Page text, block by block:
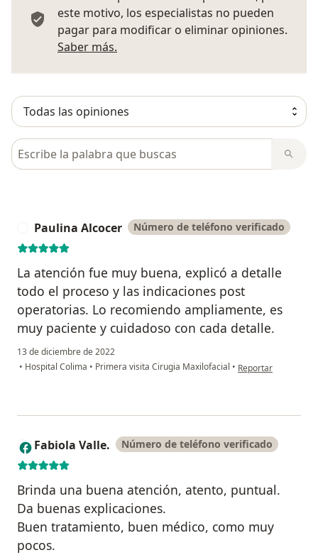
este motivo, los especialistas no pueden
pagar para modificar o eliminar opiniones.
Saber más.
Busca en opiniones
Paulina Alcocer Número de teléfono verificado
La atención fue muy buena, explicó a detalle
todo el proceso y las indicaciones post
operatorias. Lo recomiendo ampliamente, es
muy paciente y cuidadoso con cada detalle.
13 de diciembre de 2022
• Hospital Colima • Primera visita Cirugia Maxilofacial • en opinión del
Reportar
F Fabiola Valle. Número de teléfono verificado
Brinda una buena atención, atento, puntual.
Da buenas explicaciones.
Buen tratamiento, buen médico, como muy
pocos.